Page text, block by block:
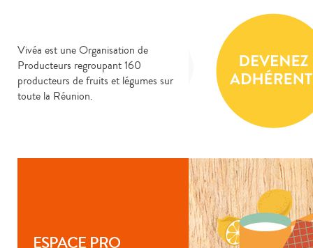
Vivéa est une Organisation de
Producteurs regroupant 160
producteurs de fruits et légumes sur
toute la Réunion.
ESPACE PRO